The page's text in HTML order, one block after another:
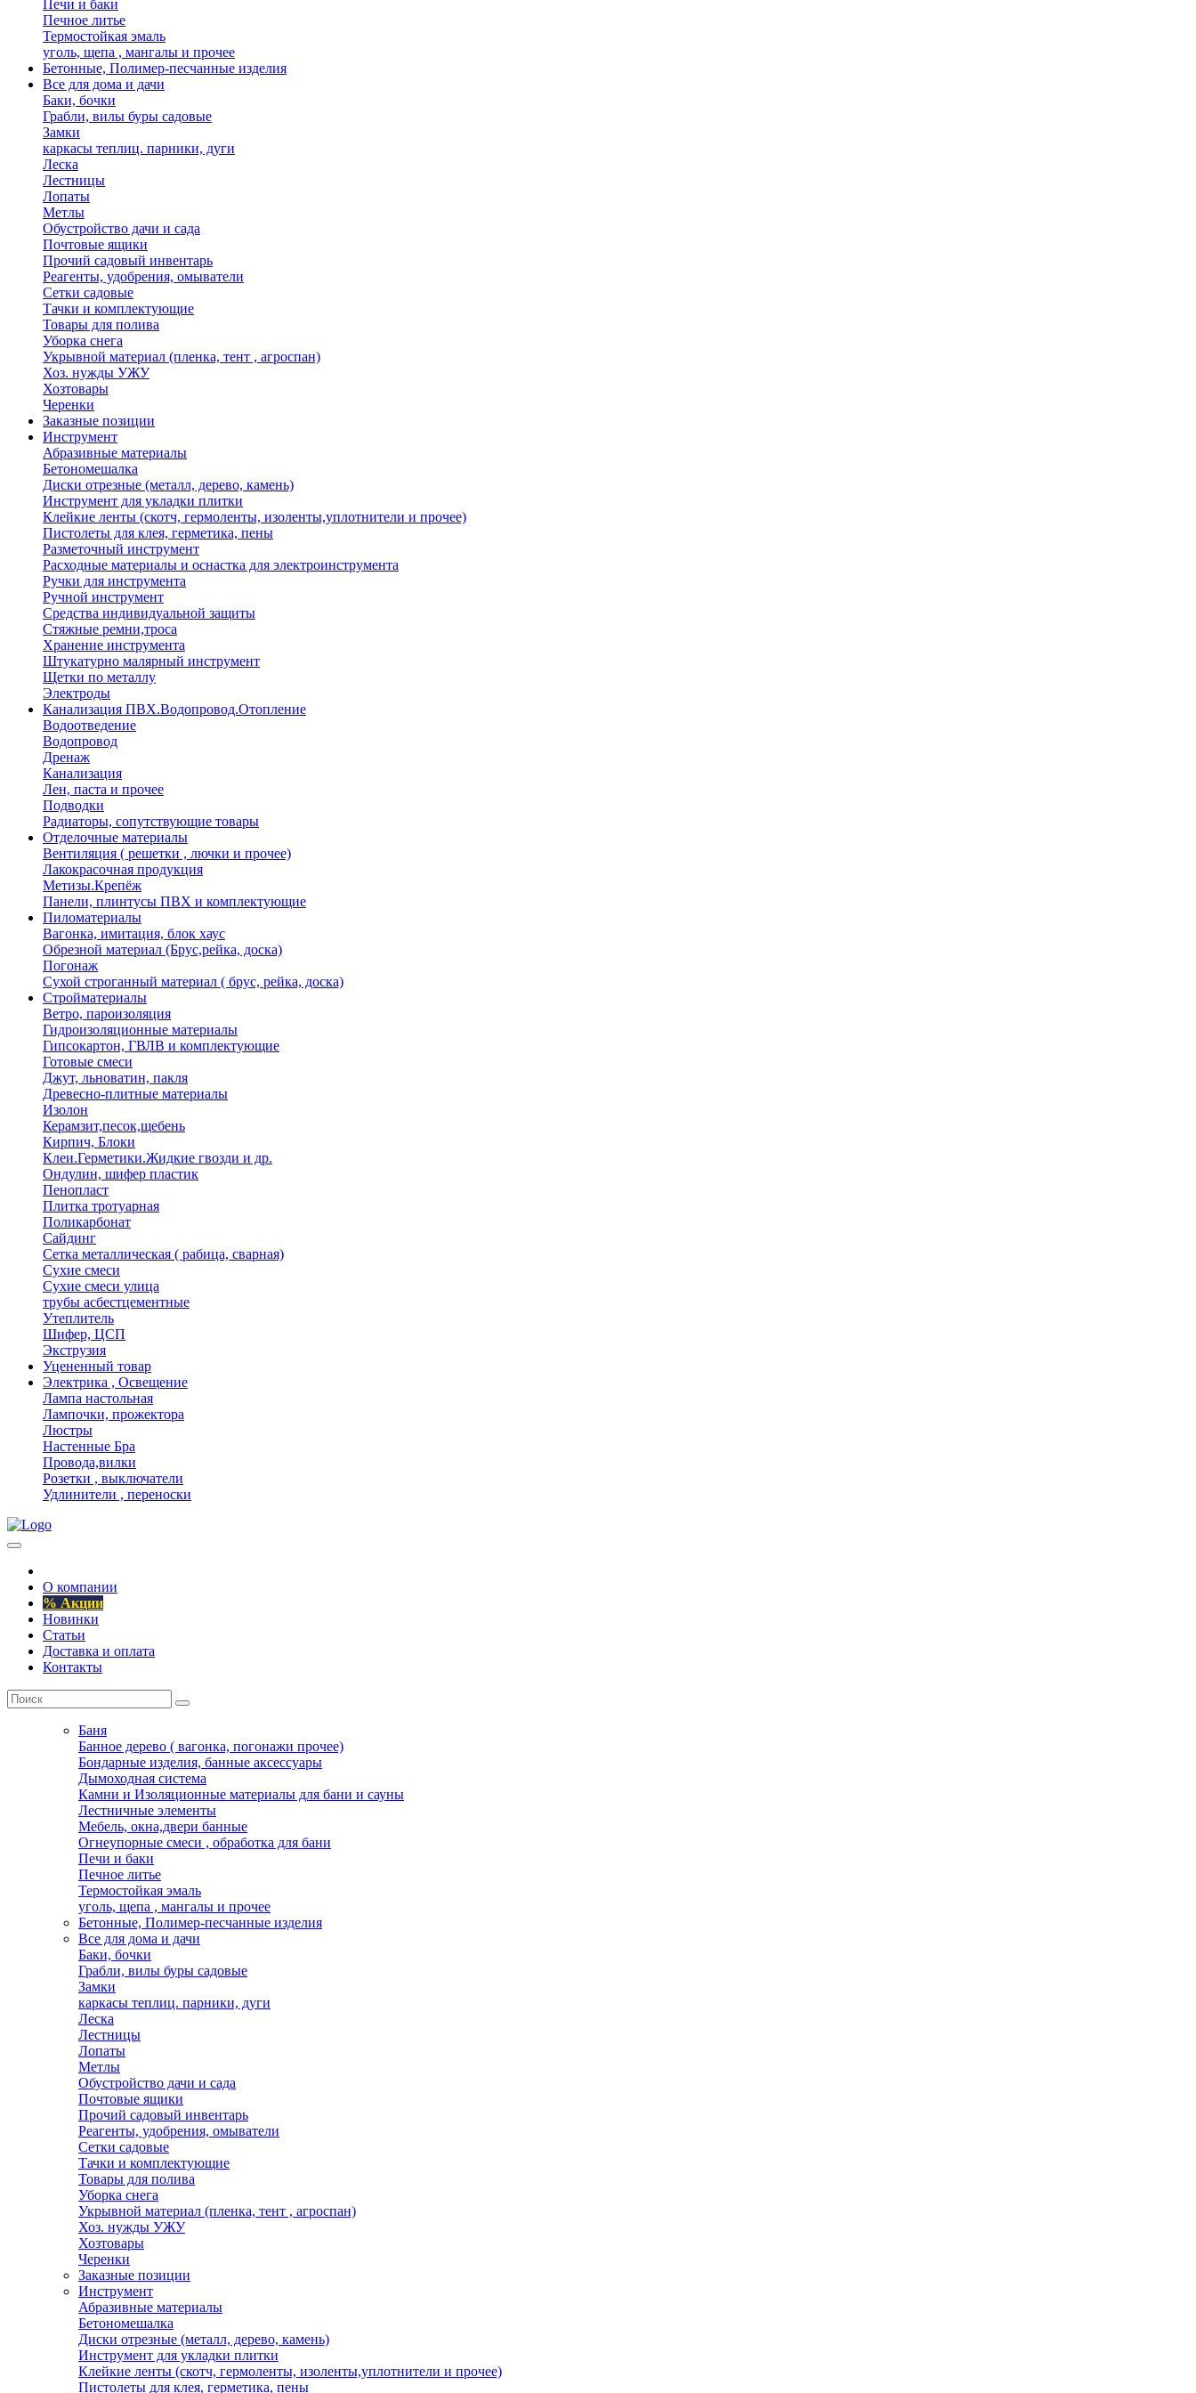
Печи и баки
Печное литье
Термостойкая эмаль
уголь, щепа , мангалы и прочее
Бетонные, Полимер-песчанные изделия
Все для дома и дачи
Баки, бочки
Грабли, вилы буры садовые
Замки
каркасы теплиц. парники, дуги
Леска
Лестницы
Лопаты
Метлы
Обустройство дачи и сада
Почтовые ящики
Прочий садовый инвентарь
Реагенты, удобрения, омыватели
Сетки садовые
Тачки и комплектующие
Товары для полива
Уборка снега
Укрывной материал (пленка, тент , агроспан)
Хоз. нужды УЖУ
Хозтовары
Черенки
Заказные позиции
Инструмент
Абразивные материалы
Бетономешалка
Диски отрезные (металл, дерево, камень)
Инструмент для укладки плитки
Клейкие ленты (скотч, гермоленты, изоленты,уплотнители и прочее)
Пистолеты для клея, герметика, пены
Разметочный инструмент
Расходные материалы и оснастка для электроинструмента
Ручки для инструмента
Ручной инструмент
Средства индивидуальной защиты
Стяжные ремни,троса
Хранение инструмента
Штукатурно малярный инструмент
Щетки по металлу
Электроды
Канализация ПВХ.Водопровод.Отопление
Водоотведение
Водопровод
Дренаж
Канализация
Лен, паста и прочее
Подводки
Радиаторы, сопутствующие товары
Отделочные материалы
Вентиляция ( решетки , лючки и прочее)
Лакокрасочная продукция
Метизы.Крепёж
Панели, плинтусы ПВХ и комплектующие
Пиломатериалы
Вагонка, имитация, блок хаус
Обрезной материал (Брус,рейка, доска)
Погонаж
Сухой строганный материал ( брус, рейка, доска)
Стройматериалы
Ветро, пароизоляция
Гидроизоляционные материалы
Гипсокартон, ГВЛВ и комплектующие
Готовые смеси
Джут, льноватин, пакля
Древесно-плитные материалы
Изолон
Керамзит,песок,щебень
Кирпич, Блоки
Клеи.Герметики.Жидкие гвозди и др.
Ондулин, шифер пластик
Пенопласт
Плитка тротуарная
Поликарбонат
Сайдинг
Сетка металлическая ( рабица, сварная)
Сухие смеси
Сухие смеси улица
трубы асбестцементные
Утеплитель
Шифер, ЦСП
Экструзия
Уцененный товар
Электрика , Освещение
Лампа настольная
Лампочки, прожектора
Люстры
Настенные Бра
Провода,вилки
Розетки , выключатели
Удлинители , переноски
О компании
% Акции
Новинки
Статьи
Доставка и оплата
Контакты
Баня
Банное дерево ( вагонка, погонажи прочее)
Бондарные изделия, банные аксессуары
Дымоходная система
Камни и Изоляционные материалы для бани и сауны
Лестничные элементы
Мебель, окна,двери банные
Огнеупорные смеси , обработка для бани
Печи и баки
Печное литье
Термостойкая эмаль
уголь, щепа , мангалы и прочее
Бетонные, Полимер-песчанные изделия
Все для дома и дачи
Баки, бочки
Грабли, вилы буры садовые
Замки
каркасы теплиц. парники, дуги
Леска
Лестницы
Лопаты
Метлы
Обустройство дачи и сада
Почтовые ящики
Прочий садовый инвентарь
Реагенты, удобрения, омыватели
Сетки садовые
Тачки и комплектующие
Товары для полива
Уборка снега
Укрывной материал (пленка, тент , агроспан)
Хоз. нужды УЖУ
Хозтовары
Черенки
Заказные позиции
Инструмент
Абразивные материалы
Бетономешалка
Диски отрезные (металл, дерево, камень)
Инструмент для укладки плитки
Клейкие ленты (скотч, гермоленты, изоленты,уплотнители и прочее)
Пистолеты для клея, герметика, пены